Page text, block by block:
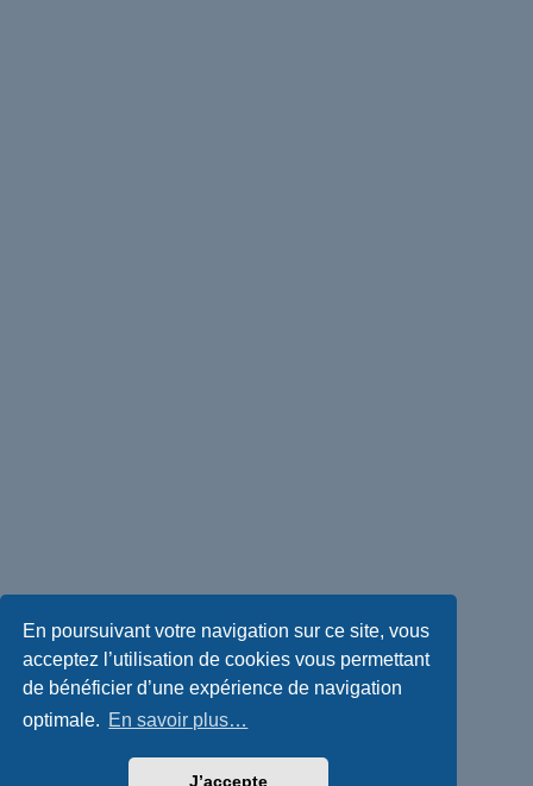
En poursuivant votre navigation sur ce site, vous
acceptez l’utilisation de cookies vous permettant
de bénéficier d’une expérience de navigation
optimale. En savoir plus…
J’accepte